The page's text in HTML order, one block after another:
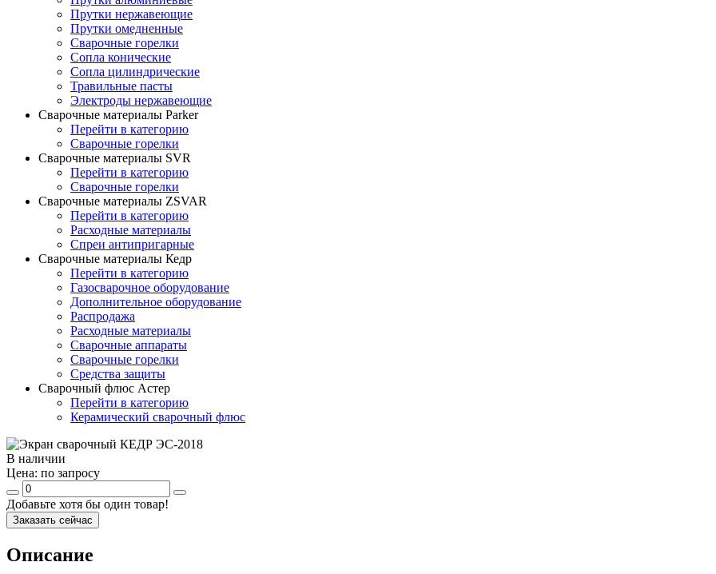
Прутки нержавеющие
Прутки омедненные
Сварочные горелки
Сопла конические
Сопла цилиндрические
Травильные пасты
Электроды нержавеющие
Сварочные материалы Parker
Перейти в категорию
Сварочные горелки
Сварочные материалы SVR
Перейти в категорию
Сварочные горелки
Сварочные материалы ZSVAR
Перейти в категорию
Расходные материалы
Спреи антипригарные
Сварочные материалы Кедр
Перейти в категорию
Газосварочное оборудование
Дополнительное оборудование
Распродажа
Расходные материалы
Сварочные аппараты
Сварочные горелки
Средства защиты
Сварочный флюс Астер
Перейти в категорию
Керамический сварочный флюс
В наличии
Цена: по запросу
Добавьте хотя бы один товар!
Заказать сейчас
Описание